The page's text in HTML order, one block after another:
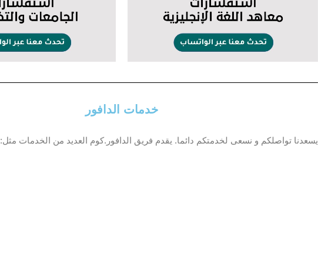
خدمات الدافور
يسعدنا تواصلكم و نسعى لخدمتكم دائما. يقدم فريق الدافور.كوم العديد من الخدمات مثل: